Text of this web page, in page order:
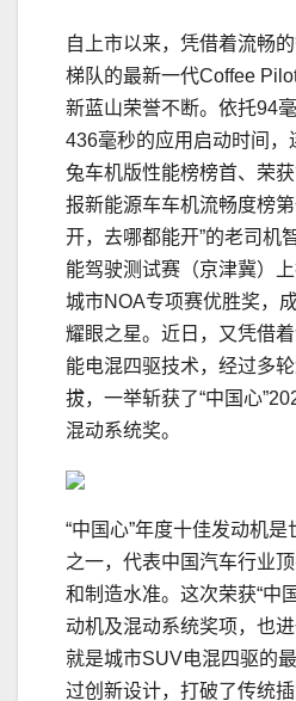
自上市以来，凭借着流畅
梯队的最新一代Coffee
新蓝山荣誉不断。依托94
436毫秒的应用启动时间，
兔车机版性能榜榜首、荣
报新能源车车机流畅度榜
开，去哪都能开”的老司机
能驾驶测试赛（京津冀）
城市NOA专项赛优胜奖，
耀眼之星。近日，又凭借
能电混四驱技术，经过多
拔，一举斩获了“中国心
混动系统奖。
“中国心”年度十佳发动机
之一，代表中国汽车行业
和制造水准。这次荣获“中
动机及混动系统奖项，也
就是城市SUV电混四驱的
过创新设计，打破了传统